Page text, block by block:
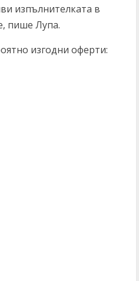
изпълнителката в
пише Лупа.
изгодни оферти: